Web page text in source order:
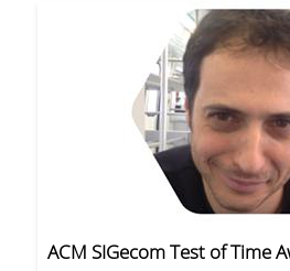
ACM SIGecom Test of Time